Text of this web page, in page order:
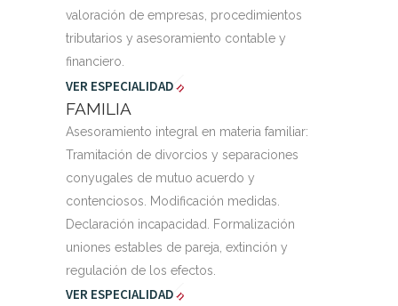
valoración de empresas, procedimientos
tributarios y asesoramiento contable y
financiero.
VER ESPECIALIDAD
FAMILIA
Asesoramiento integral en materia familiar:
Tramitación de divorcios y separaciones
conyugales de mutuo acuerdo y
contenciosos. Modificación medidas.
Declaración incapacidad. Formalización
uniones estables de pareja, extinción y
regulación de los efectos.
VER ESPECIALIDAD